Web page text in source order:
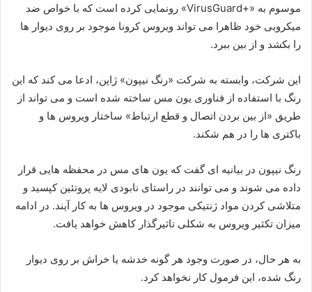
موسوم به «VirusGuard+» رونمایی کرده است که با خواص ضد
میکروبی خود ظاهرا می تواند ویروس کرونا موجود بر روی دیوار ها
را بکشد و از بین ببرد.
این شرکت، وابسته به شرکت «رنگ نیپون» ژاپن، ادعا می کند که این
رنگ با استفاده از فناوری یون مس ساخته شده است و می تواند از
طریق «از بین بردن اتصال و قطع ارتباط» ساختار ویروس ها و
باکتری ها را در هم شکند.
رنگ نیپون در بیانیه ای گفت که یون های مس در محفظه هایی قرار
داده می شوند و می توانند در راستای نابودی لایه پروتئین کپسید و
متلاشی کردن مواد ژنتیکی موجود در ویروس ها به کار آیند. در ادامه
میزان تکثیر ویروس به شکلی تاثیرگذار کاهش خواهد یافت.
به هر حال، در صورت وجود هر گونه خدشه یا خراش بر روی دیوار
رنگ شده، این فرمول کار نخواهد کرد.